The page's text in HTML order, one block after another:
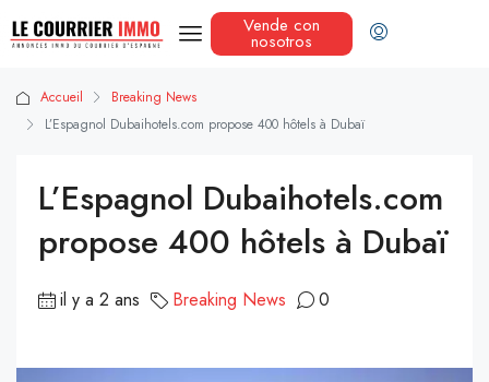
Vende con
nosotros
Accueil
Breaking News
L’Espagnol Dubaihotels.com propose 400 hôtels à Dubaï
L’Espagnol Dubaihotels.com
propose 400 hôtels à Dubaï
il y a 2 ans Breaking News 0